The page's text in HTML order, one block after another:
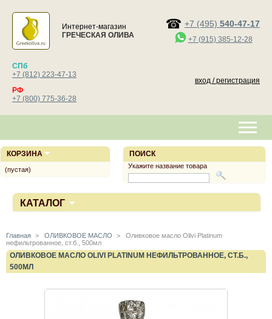
Интернет-магазин
ГРЕЧЕСКАЯ ОЛИВА
+7 (495) 540-47-17
+7 (915) 385-12-28
СПб
+7 (812) 223-47-13
РФ
+7 (800) 775-36-28
вход / регистрация
КАТАЛОГ
Главная > ОЛИВКОВОЕ МАСЛО >
Оливковое масло Olivi Platinum
нефильтрованное, ст.б., 500мл
ОЛИВКОВОЕ МАСЛО OLIVI PLATINUM НЕФИЛЬТРОВАННОЕ, СТ.Б.,
500МЛ
ПОИСК
Укажите название товара
КОРЗИНА
(пустая)